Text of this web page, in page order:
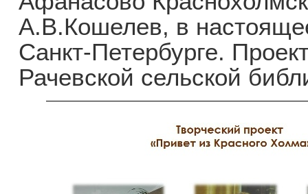
А.В.Кошелев, в
Санкт-Петербурге.
Рачевской сельской